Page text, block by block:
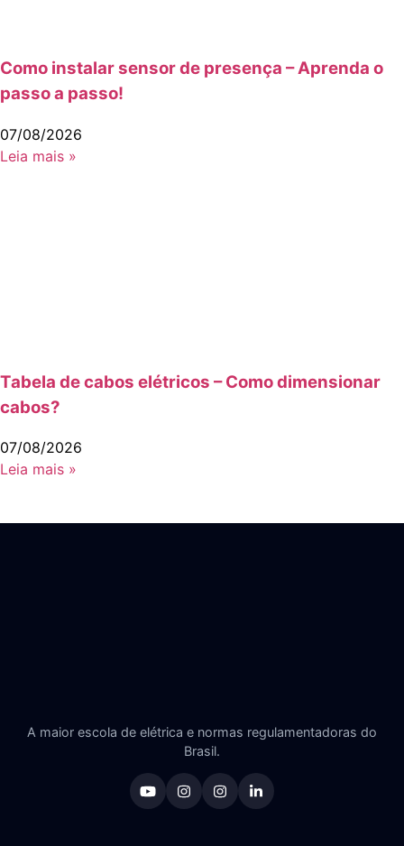
Como instalar sensor de presença – Aprenda o
passo a passo!
07/08/2026
Leia mais »
Tabela de cabos elétricos – Como dimensionar
cabos?
07/08/2026
Leia mais »
A maior escola de elétrica e normas regulamentadoras do
Brasil.